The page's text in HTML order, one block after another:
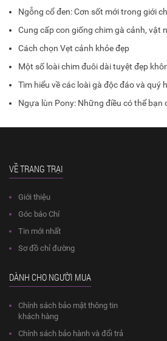
Ngỗng cổ đen: Cơn sốt mới trong giới
Cung cấp con giống chim gà cảnh, vật
Cách chọn Vẹt cảnh khỏe đẹp
Một số loài chim đuôi dài tuyệt đẹp
Tìm hiểu về các loài gà độc đáo và quý
​Ngựa lùn Pony: Những điều có thể bạn
VỀ TRANG TRẠI
Giới thiệu
Góc báo Chí
Tin mới nhất
Sơ đồ chỉ đường
DÀNH CHO NGƯỜI MUA
Chính sách bảo mật thông tin
khách hàng
Chính sách bảo hành và đổi trả